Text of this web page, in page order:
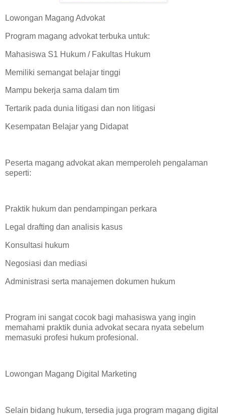
Lowongan Magang Advokat
Program magang advokat terbuka untuk:
Mahasiswa S1 Hukum / Fakultas Hukum
Memiliki semangat belajar tinggi
Mampu bekerja sama dalam tim
Tertarik pada dunia litigasi dan non litigasi
Kesempatan Belajar yang Didapat
Peserta magang advokat akan memperoleh pengalaman
seperti:
Praktik hukum dan pendampingan perkara
Legal drafting dan analisis kasus
Konsultasi hukum
Negosiasi dan mediasi
Administrasi serta manajemen dokumen hukum
Program ini sangat cocok bagi mahasiswa yang ingin
memahami praktik dunia advokat secara nyata sebelum
memasuki profesi hukum profesional.
Lowongan Magang Digital Marketing
Selain bidang hukum, tersedia juga program magang digital